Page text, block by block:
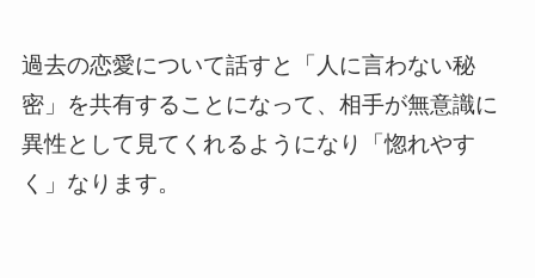
過去の恋愛について話すと「人に言わない秘
密」を共有することになって、相手が無意識に
異性として見てくれるようになり「惚れやす
く」なります。